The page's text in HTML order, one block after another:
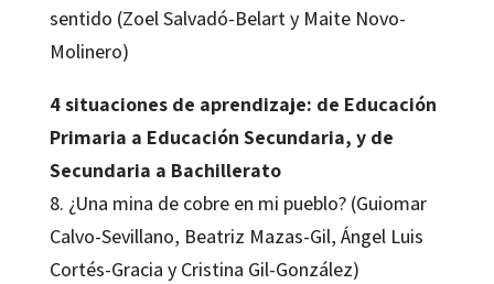
sentido (Zoel Salvadó-Belart y Maite Novo-
Molinero)
4 situaciones de aprendizaje: de Educación
Primaria a Educación Secundaria, y de
Secundaria a Bachillerato
8. ¿Una mina de cobre en mi pueblo? (Guiomar
Calvo-Sevillano, Beatriz Mazas-Gil, Ángel Luis
Cortés-Gracia y Cristina Gil-González)